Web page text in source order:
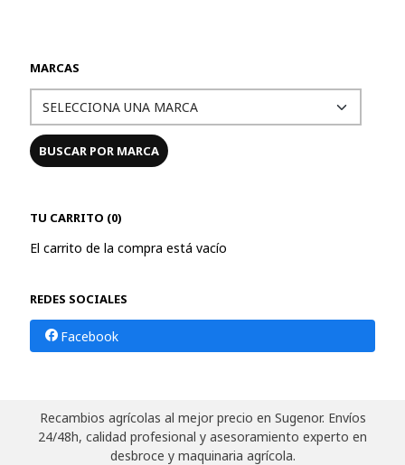
MARCAS
TU CARRITO (0)
El carrito de la compra está vacío
REDES SOCIALES
Facebook
Recambios agrícolas al mejor precio en Sugenor. Envíos
24/48h, calidad profesional y asesoramiento experto en
desbroce y maquinaria agrícola.